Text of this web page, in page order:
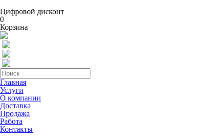
Цифровой дисконт
0
Корзина
Главная
Услуги
О компании
Доставка
Продажа
Работа
Контакты